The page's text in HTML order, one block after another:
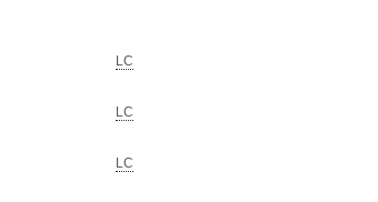
LC
LC
LC